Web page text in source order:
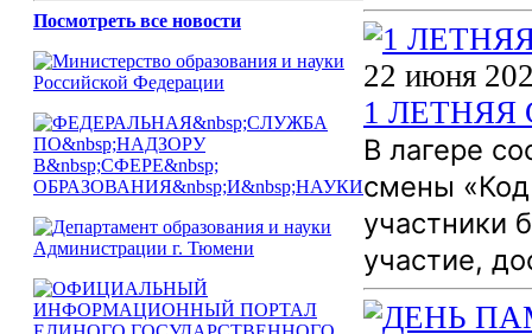
Посмотреть все новости
22 июня
1
В лагере
смены «Код
участники
участие,